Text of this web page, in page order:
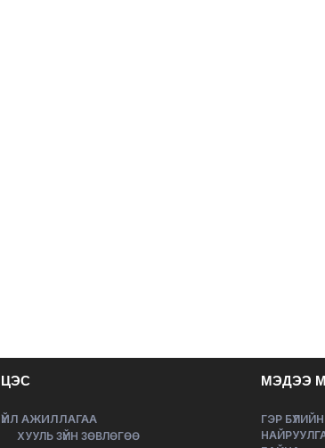
ЦЭС
ҮЙЛ АЖИЛЛАГАА
ХУУЛЬ ЗҮЙН ЗӨВЛӨГӨӨ
МЭДЭЭ
ГЭР